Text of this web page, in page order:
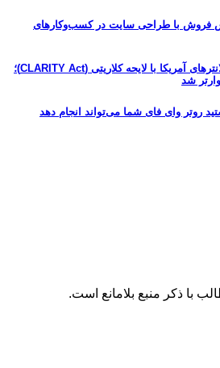
فروش با طراحی سایت در کسب‌وکارهای
پایان مخالفت انجمن کلانترهای آمریکا با لایحه کلاریتی (CLARITY Act)؛
شد
با ذکر منبع بلامانع است.